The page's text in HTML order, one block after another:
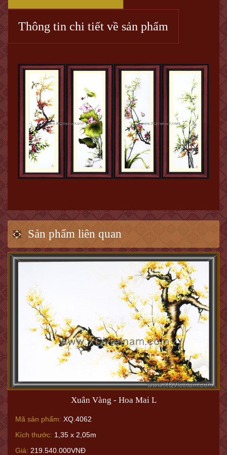
Thông tin chi tiết về sản phẩm
Sản phẩm liên quan
Xuân Vàng - Hoa Mai L
Mã sản phẩm: XQ.4062
Kích thước: 1,35 x 2,05m
Giá: 219.540.000VNĐ